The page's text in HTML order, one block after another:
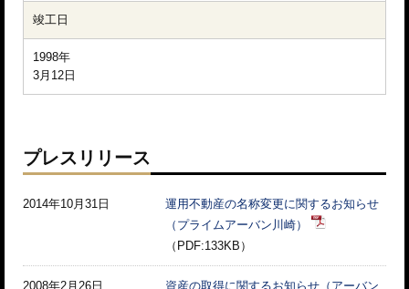
竣工日
1998年
3月12日
プレスリリース
2014年10月31日
運用不動産の名称変更に関するお知らせ
（プライムアーバン川崎）
（PDF:133KB）
2008年2月26日
資産の取得に関するお知らせ（アーバン